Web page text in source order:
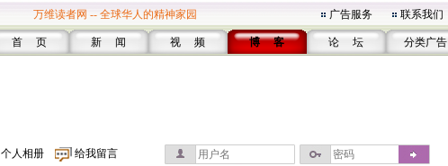
万维读者网 -- 全球华人的精神家园 广告服务 联系我们
首 页 新 闻 视 频 博 客 论 坛 分类广告
个人相册 给我留言